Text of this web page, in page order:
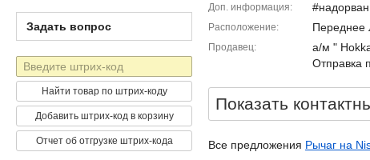
Доп. информация
Расположение Переднее
Продавец
а/м "
Отправка
Показать
Все предложения Рычаг на
Задать вопрос
Штрих-
код
Найти товар по штрих-коду
Добавить штрих-код в корзину
Отчет об отгрузке штрих-кода